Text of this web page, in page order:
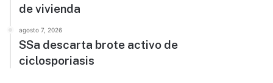
de vivienda
agosto 7, 2026
SSa descarta brote activo de
ciclosporiasis